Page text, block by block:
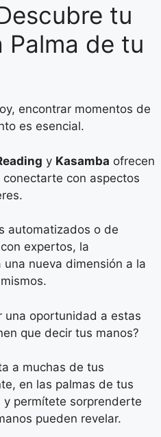
tu
Palma de tu
encontrar momentos de
es esencial.
y Kasamba ofrecen
con aspectos
automatizados o de
expertos, la
nueva dimensión a la
una oportunidad a estas
que decir tus manos?
a muchas de tus
en las palmas de tus
y permítete sorprenderte
pueden revelar.